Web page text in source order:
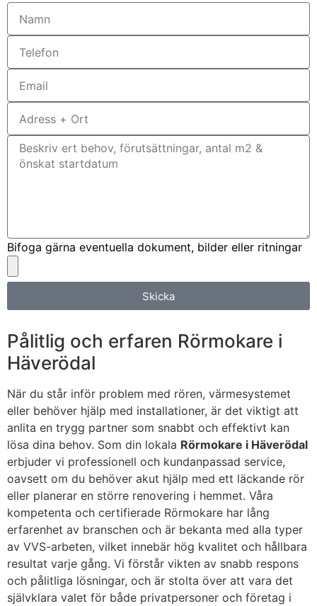
Pålitlig och erfaren Rörmokare i
Häverödal
När du står inför problem med rören, värmesystemet
eller behöver hjälp med installationer, är det viktigt att
anlita en trygg partner som snabbt och effektivt kan
lösa dina behov. Som din lokala Rörmokare i Häverödal
erbjuder vi professionell och kundanpassad service,
oavsett om du behöver akut hjälp med ett läckande rör
eller planerar en större renovering i hemmet. Våra
kompetenta och certifierade Rörmokare har lång
erfarenhet av branschen och är bekanta med alla typer
av VVS-arbeten, vilket innebär hög kvalitet och hållbara
resultat varje gång. Vi förstår vikten av snabb respons
och pålitliga lösningar, och är stolta över att vara det
självklara valet för både privatpersoner och företag i
Bifoga gärna eventuella dokument, bilder eller ritningar
Skicka